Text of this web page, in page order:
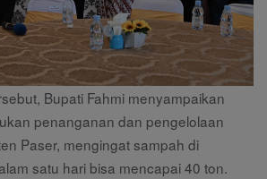
Bupati Fahmi menyampaikan
penanganan dan pengelolaan
Paser, mengingat sampah di
satu hari bisa mencapai 40 ton.